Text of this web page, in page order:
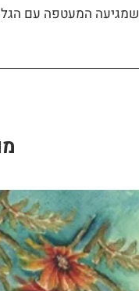
המעטפה עם